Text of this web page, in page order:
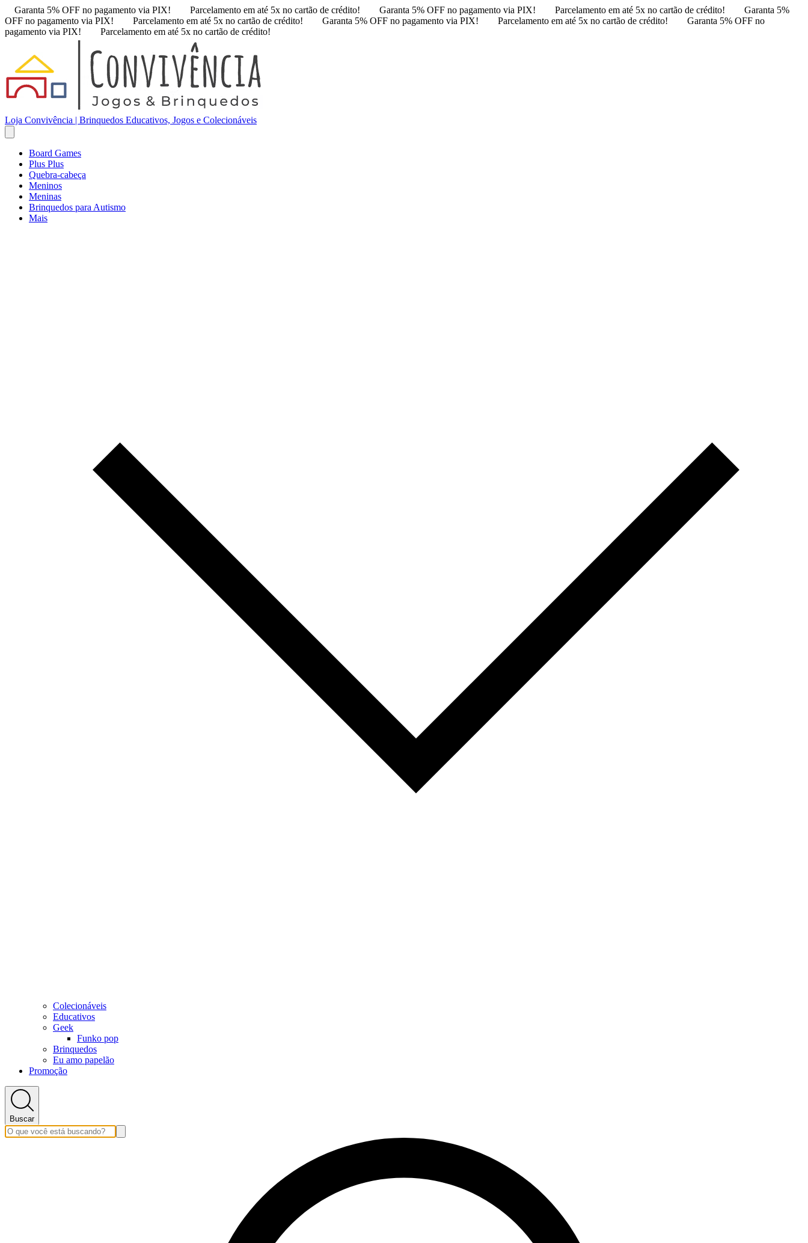
Garanta 5% OFF no pagamento via PIX! Parcelamento em até 5x no cartão de crédito! Garanta 5% OFF no pagamento via PIX! Parcelamento em até 5x no cartão de crédito!
Garanta 5%
OFF no pagamento via PIX!
Parcelamento em até 5x no cartão de crédito! Garanta 5% OFF no pagamento via PIX! Parcelamento em até 5x no cartão de crédito!
Garanta 5% OFF no
pagamento via PIX!
Parcelamento em até 5x no cartão de crédito!
Loja Convivência | Brinquedos Educativos, Jogos e Colecionáveis
Board Games
Plus Plus
Quebra-cabeça
Meninos
Meninas
Brinquedos para Autismo
Mais
Colecionáveis
Educativos
Geek
Funko pop
Brinquedos
Eu amo papelão
Promoção
Buscar